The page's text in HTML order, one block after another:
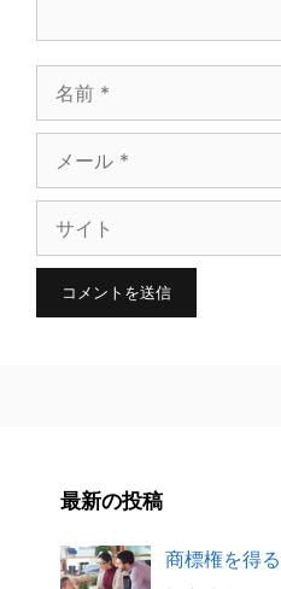
前
ー
イ
最新の投稿
商標権を得